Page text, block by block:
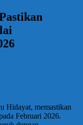
Hidayat, memastikan
Februari 2026.